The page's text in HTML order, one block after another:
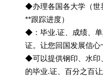
◆办理各国各大学（世
**跟踪进度）
◆：毕业.证、成绩、
证。让您回国发展信心
◆可以提供钢印、水印
的毕业.证、百分之百